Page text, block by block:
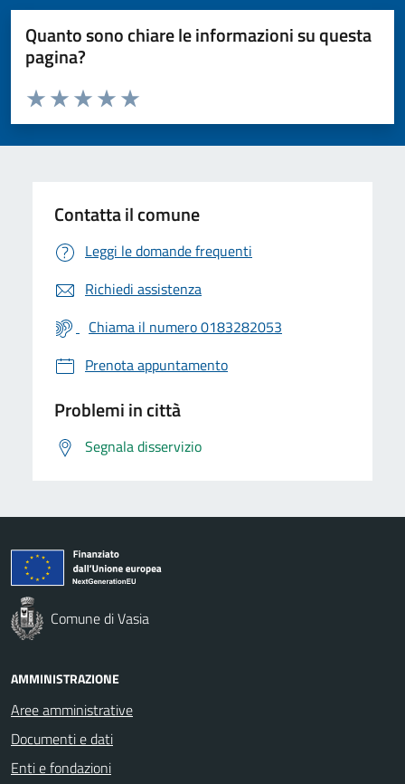
Quanto sono chiare le informazioni su questa
pagina?
Valuta da 1 a 5 stelle la pagina
Valuta 5 stelle su 5
Valuta 4 stelle su 5
Valuta 3 stelle su 5
Valuta 2 stelle su 5
Valuta 1 stelle su 5
Contatta il comune
Leggi le domande frequenti
Richiedi assistenza
Chiama il numero 0183282053
Prenota appuntamento
Problemi in città
Segnala disservizio
Comune di Vasia
AMMINISTRAZIONE
Aree amministrative
Documenti e dati
Enti e fondazioni